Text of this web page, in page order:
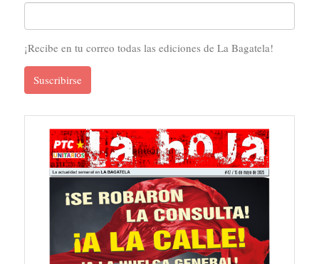
¡Recibe en tu correo todas las ediciones de La Bagatela!
Suscribirse